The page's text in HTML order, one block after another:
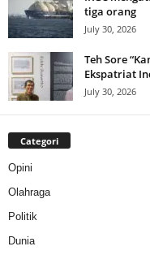
tiga orang
July 30, 2026
Teh Sore
Ekspatriat
July 30, 2026
Categori
Opini
Olahraga
Politik
Dunia